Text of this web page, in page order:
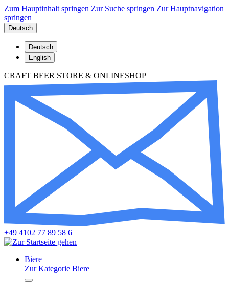
Zum Hauptinhalt springen Zur Suche springen Zur Hauptnavigation
springen
Deutsch
Deutsch
English
CRAFT BEER STORE & ONLINESHOP
+49 4102 77 89 58 6
Biere
Zur Kategorie Biere